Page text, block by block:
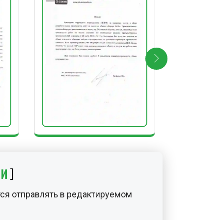
отправлять в редактируемом